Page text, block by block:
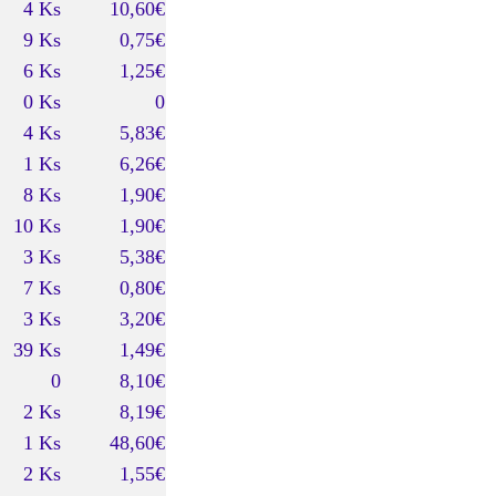
4 Ks
10,60€
9 Ks
0,75€
6 Ks
1,25€
0 Ks
0
4 Ks
5,83€
1 Ks
6,26€
8 Ks
1,90€
10 Ks
1,90€
3 Ks
5,38€
7 Ks
0,80€
3 Ks
3,20€
39 Ks
1,49€
0
8,10€
2 Ks
8,19€
1 Ks
48,60€
2 Ks
1,55€